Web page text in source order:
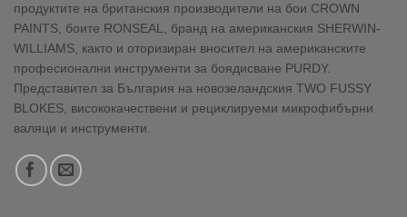
продуктите на британския производители на бои CROWN
PAINTS, боите RONSEAL, бранд на американския SHERWIN-
WILLIAMS, както и оторизиран вносител на американските
професионални инструменти за боядисване PURDY.
Представител за България на новозеландския TWO FUSSY
BLOKES, висококачествени и рециклируеми микрофибърни
валяци и инструменти.